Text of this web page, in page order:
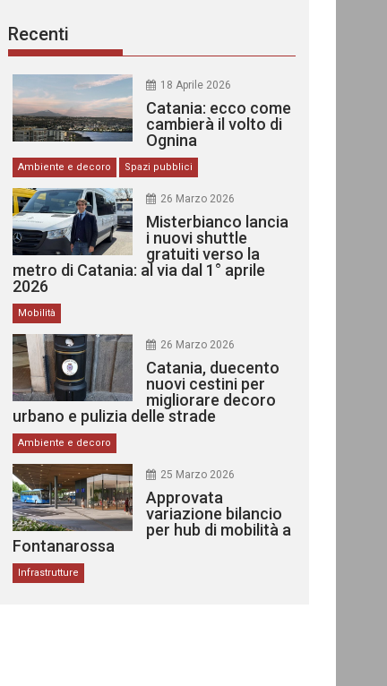
Recenti
18 Aprile 2026
Catania: ecco come
cambierà il volto di
Ognina
Ambiente e decoro Spazi pubblici
26 Marzo 2026
Misterbianco lancia
i nuovi shuttle
gratuiti verso la
metro di Catania: al via dal 1° aprile
2026
Mobilità
26 Marzo 2026
Catania, duecento
nuovi cestini per
migliorare decoro
urbano e pulizia delle strade
Ambiente e decoro
25 Marzo 2026
Approvata
variazione bilancio
per hub di mobilità a
Fontanarossa
Infrastrutture